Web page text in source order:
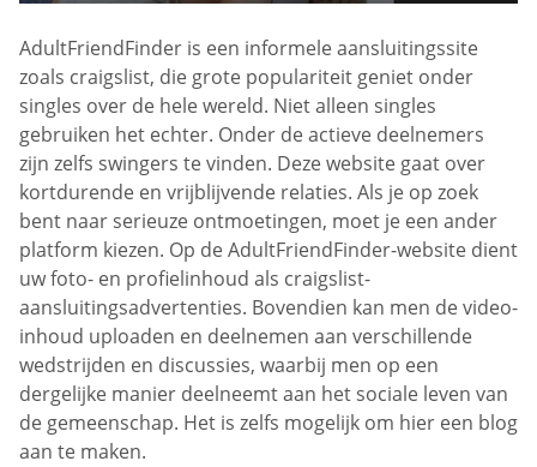
AdultFriendFinder is een informele aansluitingssite
zoals craigslist, die grote populariteit geniet onder
singles over de hele wereld. Niet alleen singles
gebruiken het echter. Onder de actieve deelnemers
zijn zelfs swingers te vinden. Deze website gaat over
kortdurende en vrijblijvende relaties. Als je op zoek
bent naar serieuze ontmoetingen, moet je een ander
platform kiezen. Op de AdultFriendFinder-website dient
uw foto- en profielinhoud als craigslist-
aansluitingsadvertenties. Bovendien kan men de video-
inhoud uploaden en deelnemen aan verschillende
wedstrijden en discussies, waarbij men op een
dergelijke manier deelneemt aan het sociale leven van
de gemeenschap. Het is zelfs mogelijk om hier een blog
aan te maken.